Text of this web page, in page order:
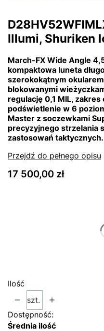
Illumi, Shuriken
March-FX Wide Angle
kompaktowa luneta
szerokokątnym
blokowanymi
regulację 0,1 MIL,
podświetlenie w 6
Master z soczewkami
precyzyjnego strzelania
zastosowań taktycznych.
Przejdź do pełnego opisu
Cena
17 500,00 zł
Ilość
szt.
Dostępność:
Średnia ilość